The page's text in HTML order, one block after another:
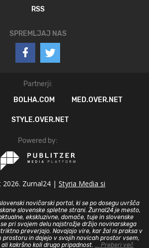
RSS
SPREMLJAJ NAS
Partnerji:
BOLHA.COM MED.OVER.NET
STYLE.OVER.NET
Powered by:
2026. Zurnal24 | Styria Media si
novičarski portal, ki se po dosegu uvršča
slovenske spletne strani. Žurnal24 je mesto,
ekskluzivne, domače, tuje in slovenske
pri svojem delu najstrožje držijo novinarskega
preverjajo. Navajajo vire, kar žal ni praksa v
prostoru in dajejo v svojih novicah prostor vsem,
kakršno koli drugo pripadnost. ... Preberi več